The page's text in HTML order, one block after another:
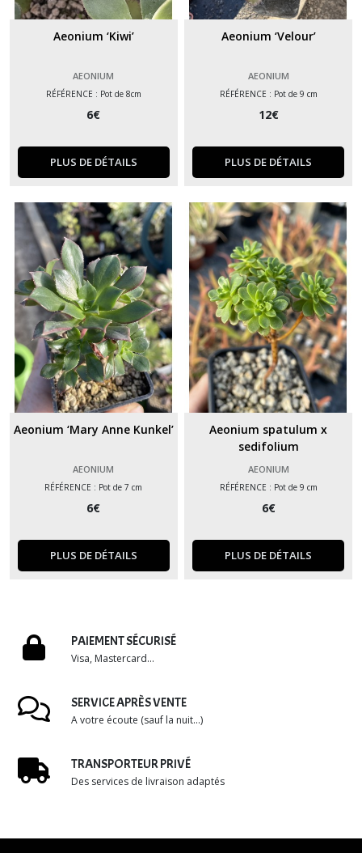
Aeonium ‘Kiwi’
AEONIUM
RÉFÉRENCE : Pot de 8cm
6€
PLUS DE DÉTAILS
Aeonium ‘Velour’
AEONIUM
RÉFÉRENCE : Pot de 9 cm
12€
PLUS DE DÉTAILS
Aeonium ‘Mary Anne Kunkel’
AEONIUM
RÉFÉRENCE : Pot de 7 cm
6€
PLUS DE DÉTAILS
Aeonium spatulum x
sedifolium
AEONIUM
RÉFÉRENCE : Pot de 9 cm
6€
PLUS DE DÉTAILS
PAIEMENT SÉCURISÉ
Visa, Mastercard...
SERVICE APRÈS VENTE
A votre écoute (sauf la nuit...)
TRANSPORTEUR PRIVÉ
Des services de livraison adaptés